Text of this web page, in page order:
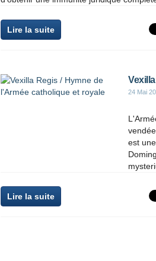
Lire la suite
24 Mai
est
Lire la suite